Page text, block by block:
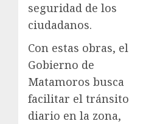
seguridad de los
ciudadanos.
Con estas obras, el
Gobierno de
Matamoros busca
facilitar el tránsito
diario en la zona,